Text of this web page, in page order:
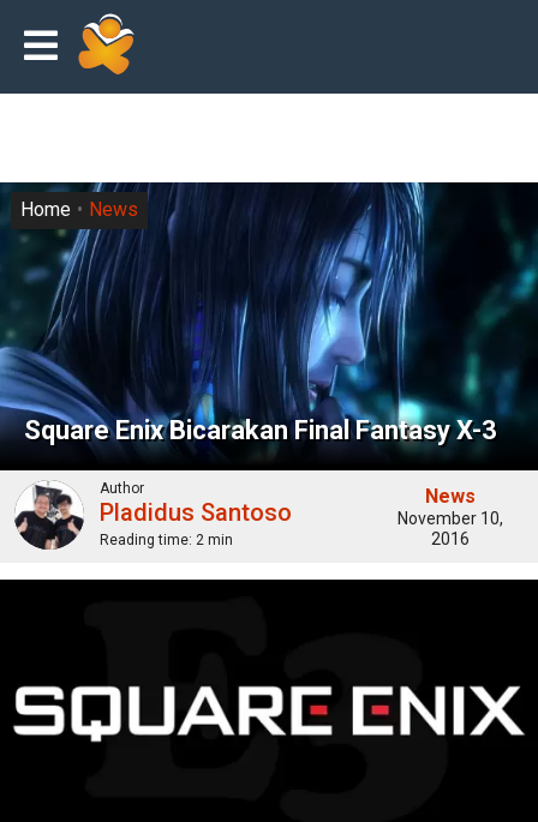
Square Enix Bicarakan Final Fantasy X-3
Home News
Author
Pladidus Santoso
Reading time: 2 min
News
November 10,
2016